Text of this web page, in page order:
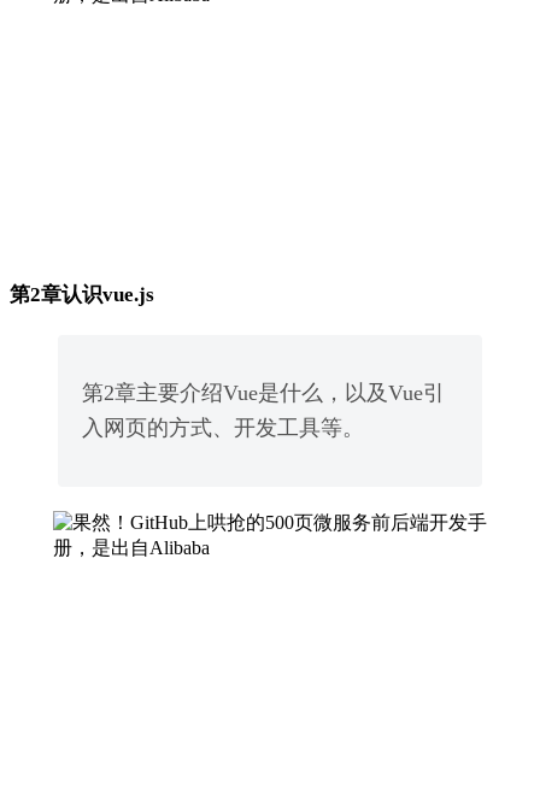
第2章认识vue.js
第2章主要介绍Vue是什么，以及Vue引
入网页的方式、开发工具等。